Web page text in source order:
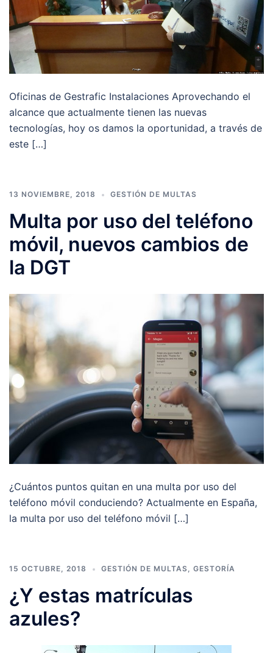
Oficinas de Gestrafic Instalaciones Aprovechando el
alcance que actualmente tienen las nuevas
tecnologías, hoy os damos la oportunidad, a través de
este […]
13 NOVIEMBRE, 2018 GESTIÓN DE MULTAS
Multa por uso del teléfono
móvil, nuevos cambios de
la DGT
¿Cuántos puntos quitan en una multa por uso del
teléfono móvil conduciendo? Actualmente en España,
la multa por uso del teléfono móvil […]
15 OCTUBRE, 2018 GESTIÓN DE MULTAS, GESTORÍA
¿Y estas matrículas
azules?